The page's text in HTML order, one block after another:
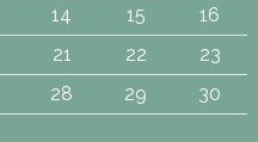
14 15
16
21 22
23
28 29
30